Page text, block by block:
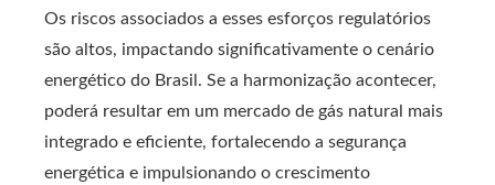
Os riscos associados a esses esforços regulatórios
são altos, impactando significativamente o cenário
energético do Brasil. Se a harmonização acontecer,
poderá resultar em um mercado de gás natural mais
integrado e eficiente, fortalecendo a segurança
energética e impulsionando o crescimento